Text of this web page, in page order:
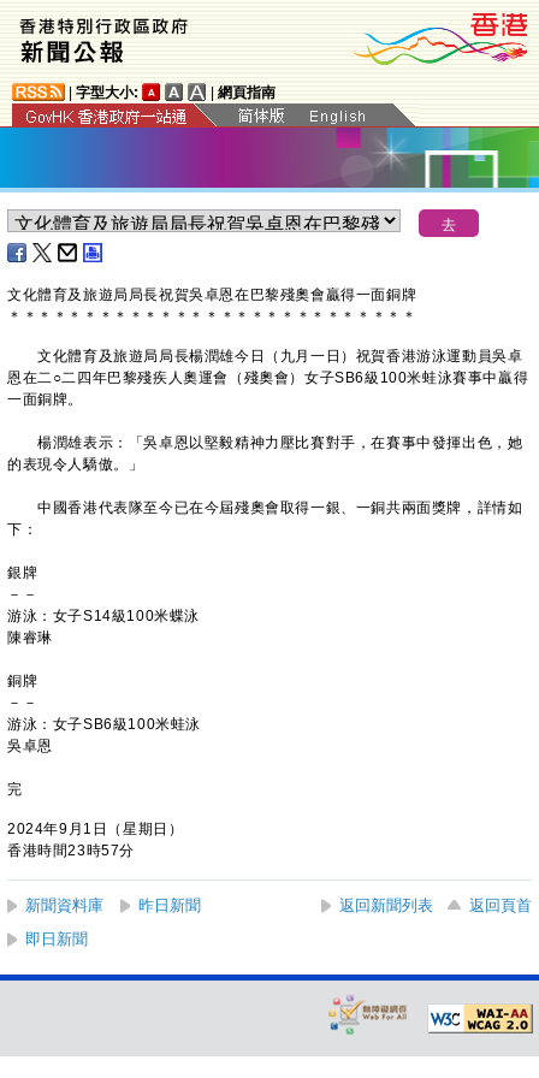
字型大小: 網頁指南
​文化體育及旅遊局局長祝賀吳卓恩在巴黎殘奧會贏得一面銅牌
＊ ＊ ＊ ＊ ＊ ＊ ＊ ＊ ＊ ＊ ＊ ＊ ＊ ＊ ＊ ＊ ＊ ＊ ＊ ＊ ＊ ＊ ＊ ＊ ＊ ＊ ＊
文化體育及旅遊局局長楊潤雄今日（九月一日）祝賀香港游泳運動員吳卓
恩在二○二四年巴黎殘疾人奧運會（殘奧會）女子SB6級100米蛙泳賽事中贏得
一面銅牌。
楊潤雄表示：「吳卓恩以堅毅精神力壓比賽對手，在賽事中發揮出色，她
的表現令人驕傲。」
中國香港代表隊至今已在今屆殘奧會取得一銀、一銅共兩面獎牌，詳情如
下：
銀牌
－－
游泳：女子S14級100米蝶泳
陳睿琳
銅牌
－－
游泳：女子SB6級100米蛙泳
吳卓恩
完
2024年9月1日（星期日）
香港時間23時57分
新聞資料庫 昨日新聞 返回新聞列表
返回頁首
即日新聞